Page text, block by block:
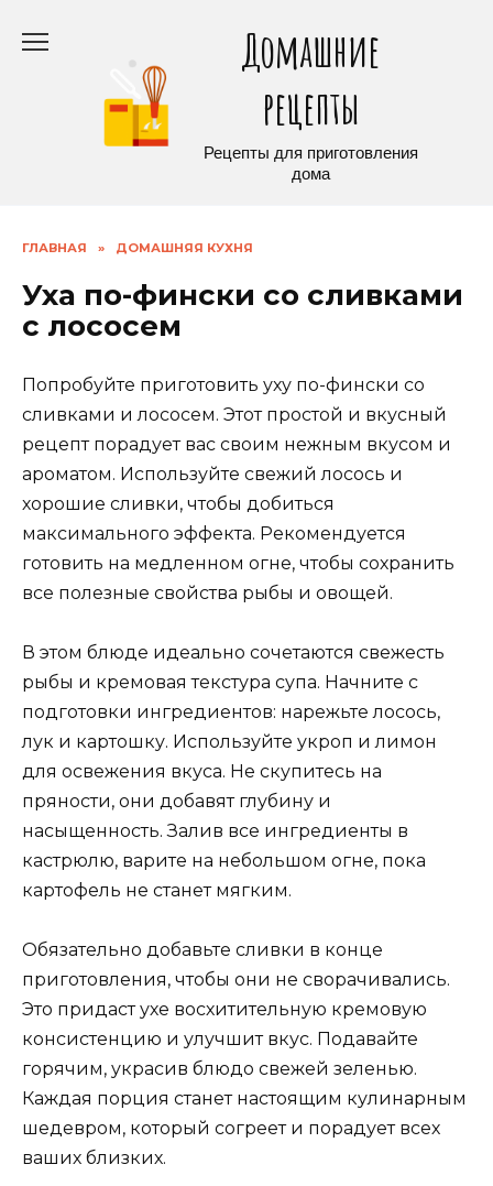
Домашние
рецепты
Рецепты для приготовления
дома
ГЛАВНАЯ » ДОМАШНЯЯ КУХНЯ
Уха по-фински со сливками
с лососем
Попробуйте приготовить уху по-фински со
сливками и лососем. Этот простой и вкусный
рецепт порадует вас своим нежным вкусом и
ароматом. Используйте свежий лосось и
хорошие сливки, чтобы добиться
максимального эффекта. Рекомендуется
готовить на медленном огне, чтобы сохранить
все полезные свойства рыбы и овощей.
В этом блюде идеально сочетаются свежесть
рыбы и кремовая текстура супа. Начните с
подготовки ингредиентов: нарежьте лосось,
лук и картошку. Используйте укроп и лимон
для освежения вкуса. Не скупитесь на
пряности, они добавят глубину и
насыщенность. Залив все ингредиенты в
кастрюлю, варите на небольшом огне, пока
картофель не станет мягким.
Обязательно добавьте сливки в конце
приготовления, чтобы они не сворачивались.
Это придаст ухе восхитительную кремовую
консистенцию и улучшит вкус. Подавайте
горячим, украсив блюдо свежей зеленью.
Каждая порция станет настоящим кулинарным
шедевром, который согреет и порадует всех
ваших близких.